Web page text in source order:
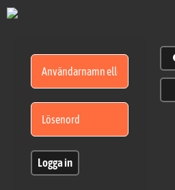
Fortsätt
Logga in